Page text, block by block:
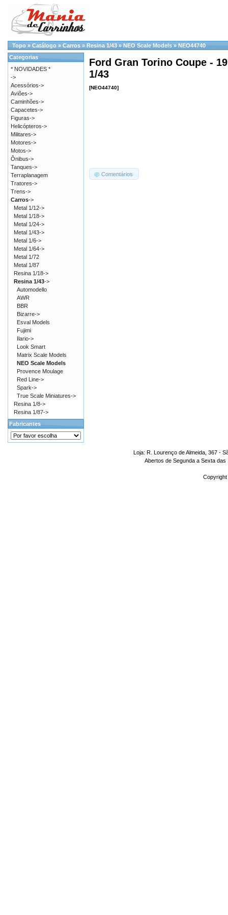
Topo » Catálogo » Carros » Resina 1/43 » NEO Scale Models » NEO44740
Ford Gran Torino Coupe -
1/43
[NEO44740]
Comentários
Categorias
* NOVIDADES *
->
Acessórios->
Aviões->
Caminhões->
Capacetes->
Figuras->
Helicópteros->
Militares->
Motores->
Motos->
Ônibus->
Tanques->
Terraplanagem
Tratores->
Trens->
Carros->
Metal 1/12->
Metal 1/18->
Metal 1/24->
Metal 1/43->
Metal 1/6->
Metal 1/64->
Metal 1/72
Metal 1/87
Resina 1/18->
Resina 1/43->
Automodello
AWR
BBR
Bizarre->
Esval Models
Fujimi
Ilario->
Look Smart
Matrix Scale Models
NEO Scale Models
Provence Moulage
Red Line->
Spark->
True Scale Miniatures->
Resina 1/8->
Resina 1/87->
Fabricantes
Loja: R. Lourenço de Almeida, 367 -
Abertos de Segunda a Sexta